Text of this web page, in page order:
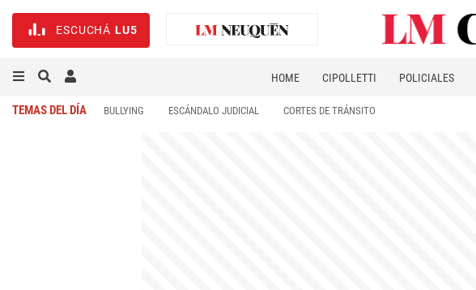
ESCUCHÁ LU5
HOME CIPOLLETTI POLICIALES
TEMAS DEL DÍA BULLYING ESCÁNDALO JUDICIAL CORTES DE TRÁNSITO